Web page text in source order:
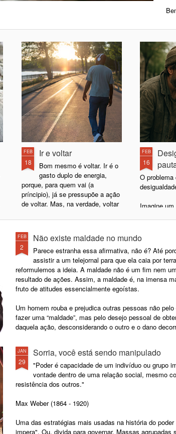
FEB
18
Ir e voltar
Bom mesmo é voltar. Ir é o
gasto duplo de energia,
porque, para quem vai (a
príncipio), já se pressupõe a ação
de voltar. Mas, na verdade, voltar
indo só para sentir o prazer de
voltar.
Mas melhor mesmo é não ir.
Lembra quando você não ia à aula
e ficava em casa doente, fingindo
que estava doente ou só
exagerando uma leve
aquele momento mágico em que
você olhava no relógio e pensava:
“essa hora o pessoal está tendo
FEB
16
O
Imagine
Nesse
reais na
apenas a
está na
e não na
FEB
2
Não existe maldade no mundo
Parece estranha essa afirmativa, não é? Até
assistir a um telejornal para que ela caia por
reformulemos a ideia. A maldade não é um fim nem
resultado de ações. Assim, a maldade é, na imensa
fruto de atitudes essencialmente egoístas.
Um homem rouba e prejudica outras pessoas não
fazer uma “maldade”, mas pelo desejo pessoal de
daquela ação, desconsiderando o outro e o dano
JAN
29
Sorria, você está sendo manipulado
"Poder é capacidade de um indivíduo ou grupo
vontade dentro de uma relação social, mesmo
resistência dos outros."
Max Weber (1864 - 1920)
Uma das estratégias mais usadas na história do
impera". Ou, divida para governar. Massas agrupadas